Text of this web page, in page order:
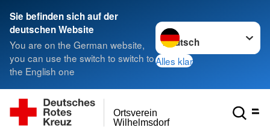
Sie befinden sich auf der
deutschen Website
You are on the German website,
you can use the switch to switch to
the English one
Sprache wechseln zu
Alles klar
Wilhelmsdorf
Ortsverein